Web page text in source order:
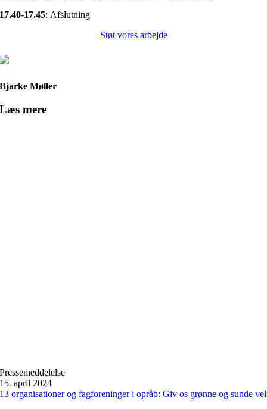
17.40-17.45: Afslutning
Støt vores arbejde
Bjarke Møller
Læs mere
Pressemeddelelse
15. april 2024
13 organisationer og fagforeninger i opråb: Giv os grønne og sunde